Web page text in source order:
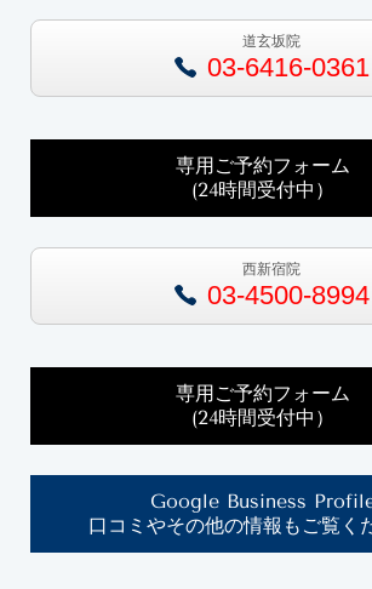
道玄坂院
03-6416-0361
専用ご予約フォーム
(24時間受付中）
西新宿院
03-4500-8994
専用ご予約フォーム
(24時間受付中）
Google Business
口コミやその他の情報もご覧く